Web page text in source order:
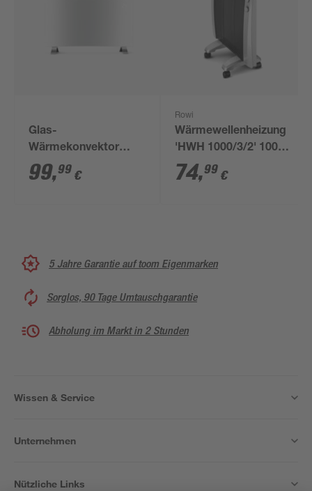
Glas-
Wärmekonvektor
'Dallas' mit Wifi weiß
2000 W
99,99 €
Rowi
Wärmewellenheizung
'HWH 1000/3/2' 1000
W
74,99 €
5 Jahre Garantie auf toom Eigenmarken
Sorglos, 90 Tage Umtauschgarantie
Abholung im Markt in 2 Stunden
Wissen & Service
Unternehmen
Nützliche Links